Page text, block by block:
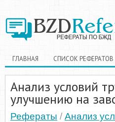
ГЛАВНАЯ СПИСОК РЕФЕРАТОВ
Анализ условий
улучшению на
Рефераты / Анализ